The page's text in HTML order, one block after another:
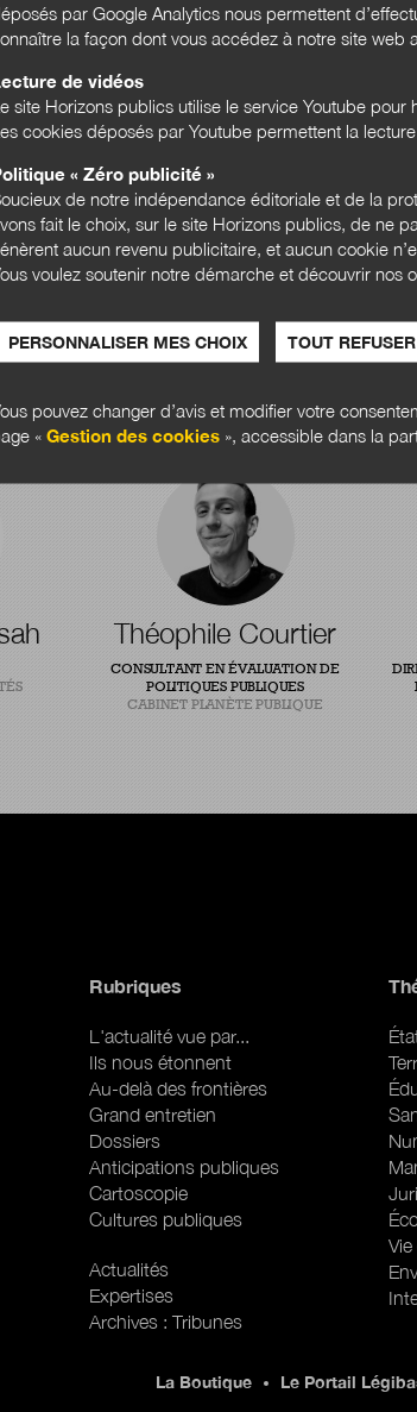
? »
dans la
incité à y
ans ?
DOSSIER
« Innover », une idée
pour la modernisation de
(2012-2013), Jérôme
pionniers et des...
Le 20 novembre 2021
Théophile Courtier
CONSULTANT EN ÉVALUATION DE
POLITIQUES PUBLIQUES
CABINET PLANÈTE PUBLIQUE
Rubriques
L'actualité vue par...
Ils nous étonnent
Au-delà des frontières
Grand entretien
Dossiers
Anticipations publiques
Cartoscopie
Cultures publiques
Rubriques (web)
Actualités
Expertises
Archives : Tribunes
La Boutique Le Portail
par Google Analytics nous permettent
la façon dont vous accédez à notre site web
de vidéos
site Horizons publics utilise le service Youtube pour
cookies déposés par Youtube permettent la
« Zéro publicité »
de notre indépendance éditoriale et de la
fait le choix, sur le site Horizons publics, de ne
aucun revenu publicitaire, et aucun cookie
voulez soutenir notre démarche et découvrir nos
PERSONNALISER MES CHOIX TOUT REFUSER
pouvez changer d’avis et modifier votre
« Gestion des cookies », accessible dans la